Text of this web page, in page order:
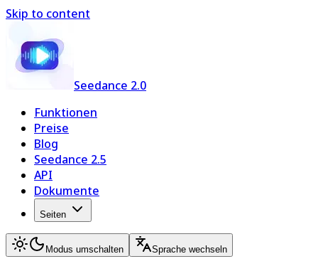
Skip to content
Seedance 2.0
Funktionen
Preise
Blog
Seedance 2.5
API
Dokumente
Seiten
Modus umschalten Sprache wechseln